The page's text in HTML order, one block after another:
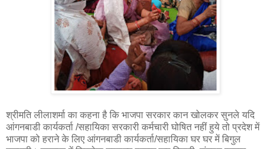
श्रीमति लीलाशर्मा का कहना है कि भाजपा सरकार कान खोलकर सुनले यदि
आंगनबाडी कार्यकर्ता /सहायिका सरकारी कर्मचारी घोषित नहीं हुये तो प्रदेश में
भाजपा को हराने के लिए आंगनबाडी कार्यकर्ता/सहायिका घर घर में बिगुल